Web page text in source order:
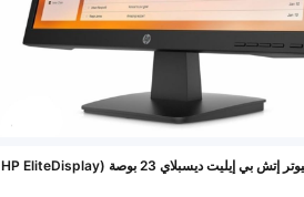
شاشة كمبيوتر إتش بي إيليت ديسبلاي 23 بوصة (HP EliteDisplay